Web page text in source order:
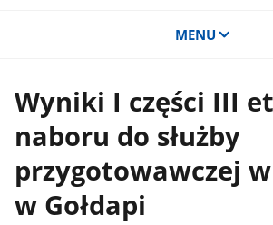
MENU
Wyniki I części III
naboru do służby
przygotowawczej w
w Gołdapi